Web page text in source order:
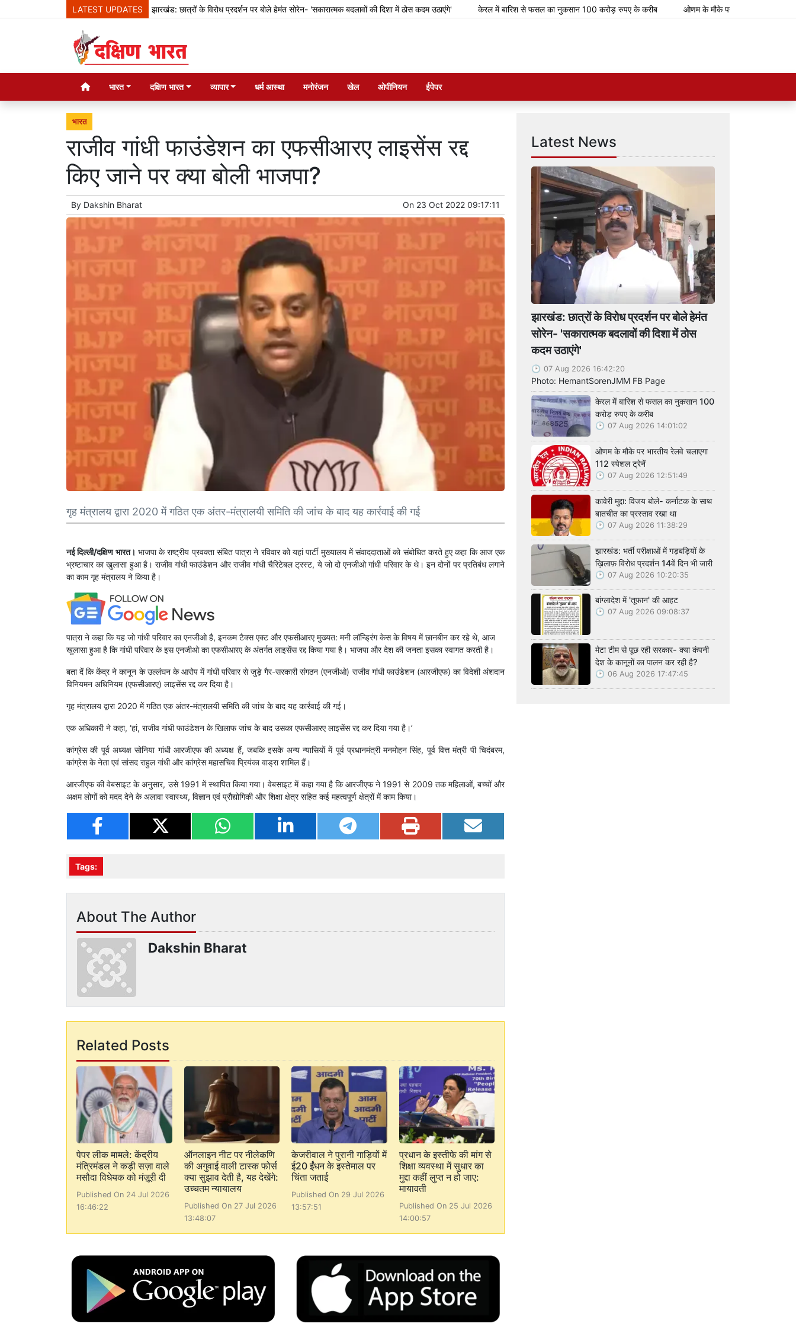
LATEST UPDATESझारखंड: छात्रों के विरोध प्रदर्शन पर बोले हेमंत सोरेन- 'सकारात्मक बदलावों की दिशा में ठोस कदम उठाएंगे' केरल में बारिश से फसल का नुकसान 100 करोड़ रुपए के करीब ओणम के मौके पर भारतीय रेलवे चलाएगा 112
भारत दक्षिण भारत व्यापार धर्म आस्था मनोरंजन खेल ओपीनियन ईपेपर
भारत
राजीव गांधी फाउंडेशन का एफसीआरए लाइसेंस रद्द
किए जाने पर क्या बोली भाजपा?
By Dakshin Bharat On 23 Oct 2022 09:17:11
गृह मंत्रालय द्वारा 2020 में गठित एक अंतर-मंत्रालयी समिति की जांच के बाद यह कार्रवाई की गई
नई दिल्ली/दक्षिण भारत। भाजपा के राष्ट्रीय प्रवक्ता संबित पात्रा ने रविवार को यहां पार्टी मुख्यालय में संवाददाताओं को संबोधित करते हुए कहा कि आज एक
भ्रष्टाचार का खुलासा हुआ है। राजीव गांधी फाउंडेशन और राजीव गांधी चैरिटेबल ट्रस्ट, ये जो दो एनजीओ गांधी परिवार के थे। इन दोनों पर प्रतिबंध लगाने
का काम गृह मंत्रालय ने किया है।
पात्रा ने कहा कि यह जो गांधी परिवार का एनजीओ है, इनकम टैक्स एक्ट और एफसीआरए मुख्यत: मनी लॉन्ड्रिंग केस के विषय में छानबीन कर रहे थे, आज
खुलासा हुआ है कि गांधी परिवार के इस एनजीओ का एफसीआरए के अंतर्गत लाइसेंस रद्द किया गया है। भाजपा और देश की जनता इसका स्वागत करती है।
बता दें कि केंद्र ने कानून के उल्लंघन के आरोप में गांधी परिवार से जुड़े गैर-सरकारी संगठन (एनजीओ) राजीव गांधी फाउंडेशन (आरजीएफ) का विदेशी अंशदान
विनियमन अधिनियम (एफसीआरए) लाइसेंस रद्द कर दिया है।
गृह मंत्रालय द्वारा 2020 में गठित एक अंतर-मंत्रालयी समिति की जांच के बाद यह कार्रवाई की गई।
एक अधिकारी ने कहा, ‘हां, राजीव गांधी फाउंडेशन के खिलाफ जांच के बाद उसका एफसीआरए लाइसेंस रद्द कर दिया गया है।’
कांग्रेस की पूर्व अध्यक्ष सोनिया गांधी आरजीएफ की अध्यक्ष हैं, जबकि इसके अन्य न्यासियों में पूर्व प्रधानमंत्री मनमोहन सिंह, पूर्व वित्त मंत्री पी चिदंबरम,
कांग्रेस के नेता एवं सांसद राहुल गांधी और कांग्रेस महासचिव प्रियंका वाड्रा शामिल हैं।
आरजीएफ की वेबसाइट के अनुसार, उसे 1991 में स्थापित किया गया। वेबसाइट में कहा गया है कि आरजीएफ ने 1991 से 2009 तक महिलाओं, बच्चों और
अक्षम लोगों को मदद देने के अलावा स्वास्थ्य, विज्ञान एवं प्रौद्योगिकी और शिक्षा क्षेत्र सहित कई महत्वपूर्ण क्षेत्रों में काम किया।
Tags:
About The Author
Dakshin Bharat
Related Posts
पेपर लीक मामले: केंद्रीय
मंत्रिमंडल ने कड़ी सज़ा वाले
मसौदा विधेयक को मंज़ूरी दी
Published On 24 Jul 2026
16:46:22
ऑनलाइन नीट पर नीलेकणि
की अगुवाई वाली टास्क फोर्स
क्या सुझाव देती है, यह देखेंगे:
उच्चतम न्यायालय
Published On 27 Jul 2026
13:48:07
केजरीवाल ने पुरानी गाड़ियों में
ई20 ईंधन के इस्तेमाल पर
चिंता जताई
Published On 29 Jul 2026
13:57:51
प्रधान के इस्तीफे की मांग से
शिक्षा व्यवस्था में सुधार का
मुद्दा कहीं लुप्त न हो जाए:
मायावती
Published On 25 Jul 2026
14:00:57
Latest News
झारखंड: छात्रों के विरोध प्रदर्शन पर बोले हेमंत
सोरेन- 'सकारात्मक बदलावों की दिशा में ठोस
कदम उठाएंगे'
07 Aug 2026 16:42:20
Photo: HemantSorenJMM FB Page
केरल में बारिश से फसल का नुकसान 100
करोड़ रुपए के करीब
07 Aug 2026 14:01:02
ओणम के मौके पर भारतीय रेलवे चलाएगा
112 स्पेशल ट्रेनें
07 Aug 2026 12:51:49
कावेरी मुद्दा: विजय बोले- कर्नाटक के साथ
बातचीत का प्रस्ताव रखा था
07 Aug 2026 11:38:29
झारखंड: भर्ती परीक्षाओं में गड़बड़ियों के
ख़िलाफ़ विरोध प्रदर्शन 14वें दिन भी जारी
07 Aug 2026 10:20:35
बांग्लादेश में 'तूफान' की आहट
07 Aug 2026 09:08:37
मेटा टीम से पूछ रही सरकार- क्या कंपनी
देश के कानूनों का पालन कर रही है?
06 Aug 2026 17:47:45